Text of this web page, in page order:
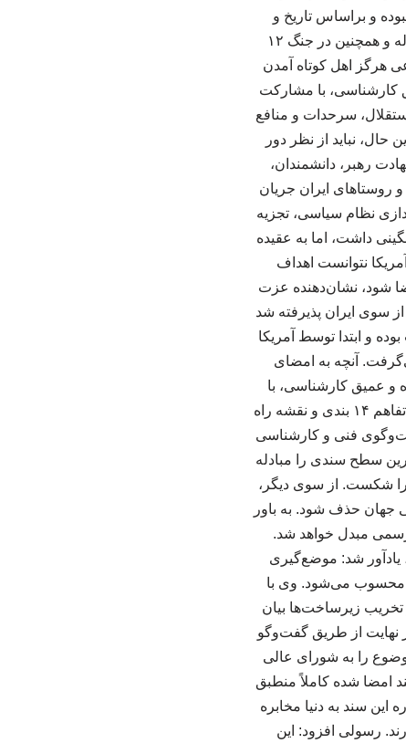
و براساس تاریخ و
فرهنگ ایران، تجاوز به بیگانگان در منشور جمهوری اسلامی جایگاهی ندارد. ما در جنگ هشت‌ساله و همچنین در جنگ ۱۲
هرگز اهل کوتاه آمدن
کارشناسی، با مشارکت
سرحدات و منافع
نباید از نظر دور
و شهادت رهبر، دانشمندان،
روستاهای ایران جریان
نظام سیاسی، تجزیه
داشت، اما به عقیده
نتوانست اهداف
شود، نشان‌دهنده عزت
سوی ایران پذیرفته شد
و ابتدا توسط آمریکا
آنچه به امضای
عمیق کارشناسی، با
مشارکت میانجی‌ها و واسطه‌ها، به یک سند رسمی تبدیل شده است. سند امضا شده، یک یادداشت تفاهم ۱۴ بندی و نقشه‌ راه
جنگ ایران و آمریکا را مشخص می‌کند، اما جزئیات آن به ۶۰ روز گفت‌وگوی فنی و کارشناسی
سطح سندی را مبادله
تابوی مذاکره با آمریکا را شکست. از سوی دیگر،
جهان حذف شود. به باور
رسمی مبدل خواهد شد.
یادآور شد: موضع‌گیری
محسوب می‌شود. وی با
تخریب زیرساخت‌ها بیان
نهایت از طریق گفت‌وگو
را به شورای عالی
امضا شده کاملاً منطبق
این سند به دنیا مخابره
رسولی افزود: این